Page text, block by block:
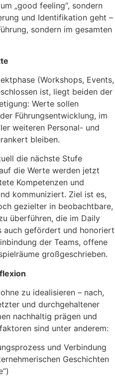
„good feeling“, sondern
und Identifikation geht –
sondern im gesamten
(Workshops, Events,
ist, liegt beiden der
Werte sollen
Führungsentwicklung, im
weiteren Personal- und
bleiben.
die nächste Stufe
die Werte werden jetzt
Kompetenzen und
kommuniziert. Ziel ist es,
gezielter in beobachtbare,
überführen, die im Daily
auch gefördert und honoriert
der Teams, offene
großgeschrieben.
zu idealisieren – nach,
und durchgehaltener
nachhaltig prägen und
sind unter anderem:
und Verbindung
Geschichten